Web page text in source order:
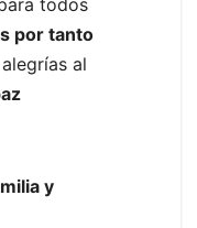
por tanto
al
y